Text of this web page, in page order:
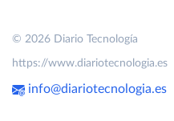
© 2026 Diario Tecnología
https://www.diariotecnologia.es
info@diariotecnologia.es